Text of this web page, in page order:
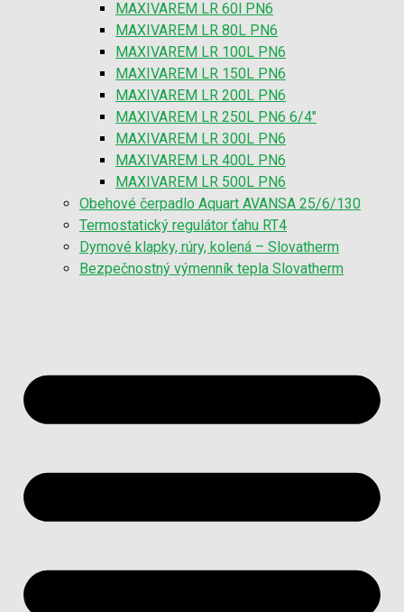
MAXIVAREM LR 60l PN6
MAXIVAREM LR 80L PN6
MAXIVAREM LR 100L PN6
MAXIVAREM LR 150L PN6
MAXIVAREM LR 200L PN6
MAXIVAREM LR 250L PN6 6/4″
MAXIVAREM LR 300L PN6
MAXIVAREM LR 400L PN6
MAXIVAREM LR 500L PN6
Obehové čerpadlo Aquart AVANSA 25/6/130
Termostatický regulátor ťahu RT4
Dymové klapky, rúry, kolená – Slovatherm
Bezpečnostný výmenník tepla Slovatherm